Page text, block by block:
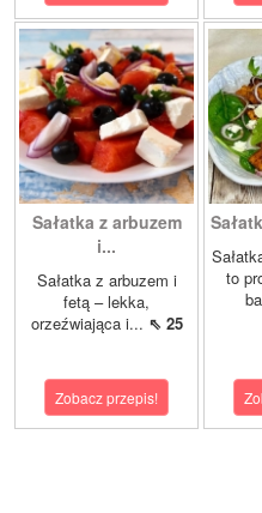
Sałatka z arbuzem
i...
Sałatka z arbuzem i
fetą – lekka,
orzeźwiająca i... ⇖ 25
Zobacz przepis!
to